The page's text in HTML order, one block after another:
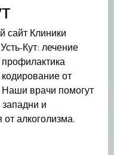
сайт Клиники
Кут: лечение
от
Наши врачи помогут
и
от алкоголизма.